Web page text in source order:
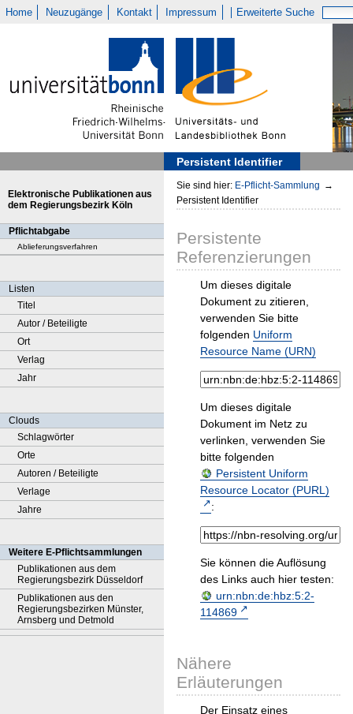
Home Neuzugänge Kontakt Impressum Erweiterte Suche
Persistent Identifier
Elektronische Publikationen aus
dem Regierungsbezirk Köln
Pflichtabgabe
Ablieferungsverfahren
Listen
Titel
Autor / Beteiligte
Ort
Verlag
Jahr
Clouds
Schlagwörter
Orte
Autoren / Beteiligte
Verlage
Jahre
Weitere E-Pflichtsammlungen
Publikationen aus dem
Regierungsbezirk Düsseldorf
Publikationen aus den
Regierungsbezirken Münster,
Arnsberg und Detmold
Sie sind hier: E-Pflicht-Sammlung →
Persistent Identifier
Persistente
Referenzierungen
Um dieses digitale
Dokument zu zitieren,
verwenden Sie bitte
folgenden Uniform
Resource Name (URN)
Um dieses digitale
Dokument im Netz zu
verlinken, verwenden Sie
bitte folgenden
Persistent Uniform
Resource Locator (PURL)
:
Sie können die Auflösung
des Links auch hier testen:
urn:nbn:de:hbz:5:2-
114869
Nähere
Erläuterungen
Der Einsatz eines